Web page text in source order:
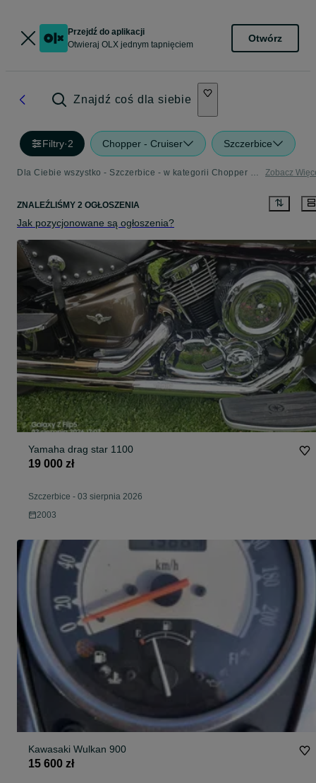
Przejdź do aplikacji
Otwieraj OLX jednym tapnięciem
Otwórz
Znajdź coś dla siebie
Filtry·2 Chopper - Cruiser Szczerbice
Dla Ciebie wszystko - Szczerbice - w kategorii Chopper - Cruiser Zobacz
ZNALEŹLIŚMY 2 OGŁOSZENIA
Jak pozycjonowane są ogłoszenia?
Yamaha drag star 1100
19 000 zł
Szczerbice - 03 sierpnia 2026
2003
Kawasaki Wulkan 900
15 600 zł